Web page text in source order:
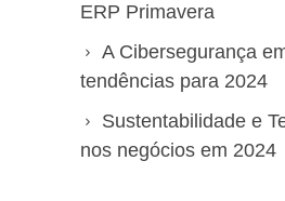
ERP Primavera
A Cibersegurança
tendências para 2024
Sustentabilidade e
nos negócios em 2024